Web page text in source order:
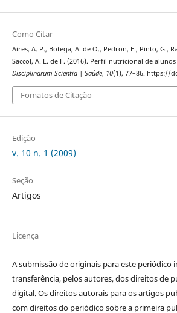
Como Citar
Aires, A. P., Botega, A. de O., Pedron, F., Pinto, G.,
Saccol, A. L. de F. (2016). Perfil nutricional de
Disciplinarum Scientia | Saúde, 10(1), 77–86. https://
Fomatos de Citação
Edição
v. 10 n. 1 (2009)
Seção
Artigos
Licença
A submissão de originais para este periódico
transferência, pelos autores, dos direitos de
digital. Os direitos autorais para os artigos
com direitos do periódico sobre a primeira